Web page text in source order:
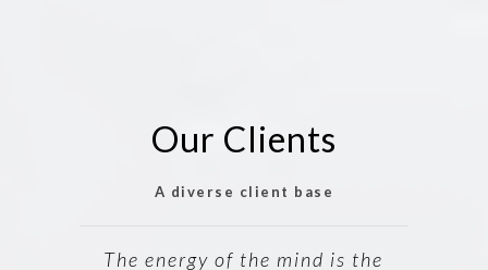
Our Clients
A diverse client base
The energy of the mind is the